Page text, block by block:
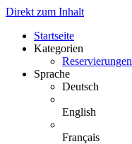
Direkt zum Inhalt
Startseite
Kategorien
Reservierungen
Sprache
Deutsch
English
Français